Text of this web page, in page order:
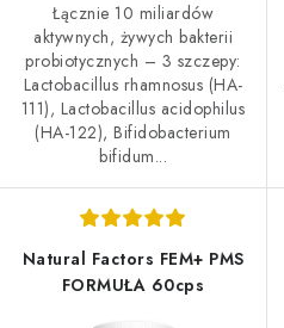
Łącznie 10 miliardów
aktywnych, żywych bakterii
probiotycznych – 3 szczepy:
Lactobacillus rhamnosus (HA-
111), Lactobacillus acidophilus
(HA-122), Bifidobacterium
bifidum...
Natural Factors FEM+ PMS
FORMUŁA 60cps